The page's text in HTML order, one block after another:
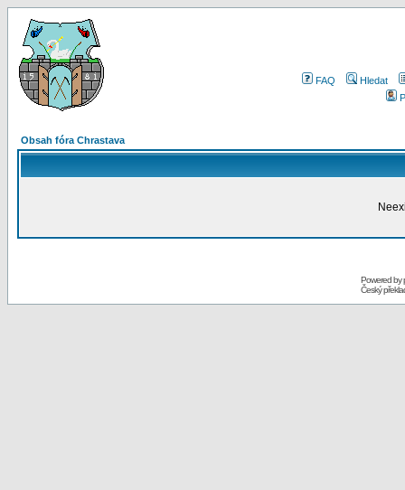
FAQ
Hledat
Obsah fóra Chrastava
Powered by
Český